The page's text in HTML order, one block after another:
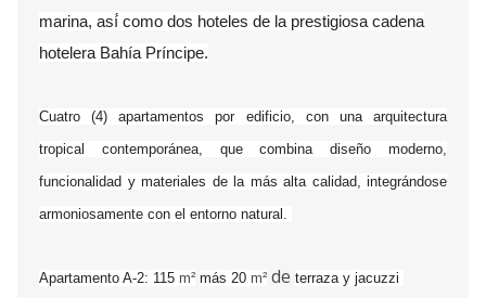
marina, así́ como dos hoteles de la prestigiosa cadena
hotelera Bahía Príncipe.
Cuatro (4) apartamentos por edificio, con una arquitectura
tropical contemporánea, que combina diseño moderno,
funcionalidad y materiales de la más alta calidad, integrándose
armoniosamente con el entorno natural.
Apartamento A-2: 115 m² más 20 m² de terraza y jacuzzi